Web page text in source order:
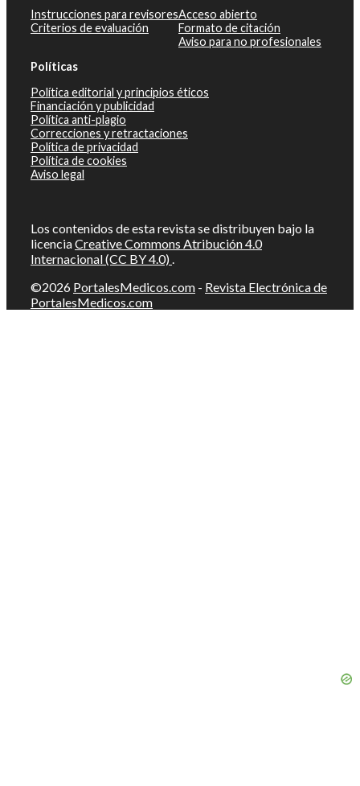
Instrucciones para revisores
Criterios de evaluación
Acceso abierto
Formato de citación
Aviso para no profesionales
Políticas
Política editorial y principios éticos
Financiación y publicidad
Política anti-plagio
Correcciones y retractaciones
Política de privacidad
Política de cookies
Aviso legal
Los contenidos de esta revista se distribuyen bajo la
licenciaCreative Commons Atribución 4.0
Internacional (CC BY 4.0) .
©2026 PortalesMedicos.com - Revista Electrónica de
PortalesMedicos.com